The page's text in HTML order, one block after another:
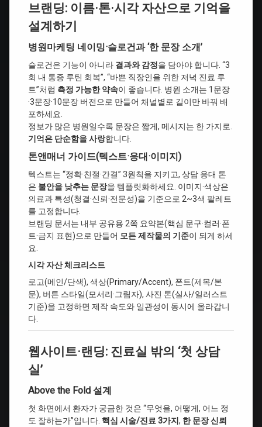
브랜딩: 이름·톤·시각 자산으로 기억을
설계하기
병원마케팅 네이밍·슬로건과 ‘한 문장 소개’
슬로건은 기능이 아니라 결과와 감정을 담아야 합니다. “3
회 내 통증 루틴 회복”, “바쁜 직장인을 위한 저녁 진료 루
트”처럼 측정 가능한 약속이 좋습니다. 병원 소개는 1문장
·3문장·10문장 버전으로 만들어 채널별로 길이만 바꿔 배
포하세요.
정보가 많은 병원일수록 문장은 짧게, 메시지는 한 가지로.
기억은 단순함을 사랑합니다.
톤앤매너 가이드(텍스트·응대·이미지)
텍스트는 “정확·친절·간결” 3원칙을 지키고, 상담 응대 톤
은 불안을 낮추는 문장을 템플릿화하세요. 이미지·색상은
의료과 특성(청결·신뢰·전문성)을 기준으로 2~3색 팔레트
를 고정합니다.
브랜딩 문서는 내부 공유용 2쪽 요약본(핵심 문구·컬러·폰
트·금지 표현)으로 만들어 모든 제작물의 기준이 되게 하세
요.
시각 자산 체크리스트
로고(메인/단색), 색상(Primary/Accent), 폰트(제목/본
문), 버튼 스타일(모서리·그림자), 사진 톤(실사/일러스트
기준)을 고정하면 제작 속도와 일관성이 동시에 올라갑니
다.
웹사이트·랜딩: 진료실 밖의 ‘첫 상담
실’
Above the Fold 설계
첫 화면에서 환자가 궁금한 것은 “무엇을, 어떻게, 어느 정
도 잘하는가”입니다. 핵심 시술/진료 3가지 , 한 문장 신뢰